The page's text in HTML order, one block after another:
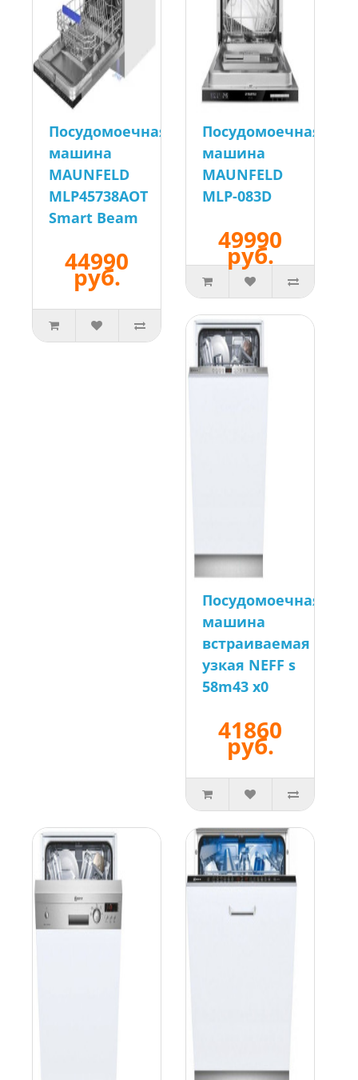
Посудомоечная
машина
MAUNFELD
MLP45738AOT
Smart Beam
44990
руб.
Посудомоечная
машина
MAUNFELD
MLP-083D
49990
руб.
Посудомоечная
машина
встраиваемая
узкая NEFF s
58m43 x0
41860
руб.